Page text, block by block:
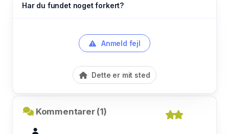
Har du fundet noget forkert?
Anmeld fejl
Dette er mit sted
Kommentarer (1)